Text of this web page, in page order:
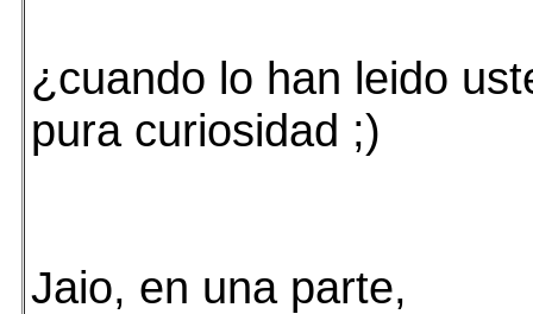
¿cuando lo han leido
pura curiosidad ;)
Jaio, en una parte,